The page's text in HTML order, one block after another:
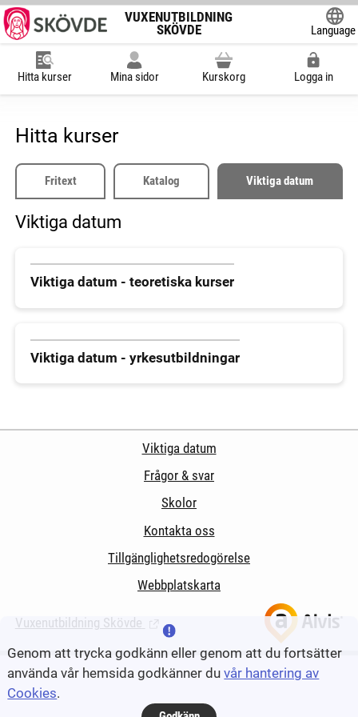
VUXENUTBILDNING
SKÖVDE
Language
Hitta kurser Mina sidor Kurskorg Logga in
Hitta kurser
Fritext Katalog Viktiga datum
Viktiga datum
Viktiga datum - teoretiska kurser
Viktiga datum - yrkesutbildningar
Viktiga datum
Frågor & svar
Skolor
Kontakta oss
Tillgänglighetsredogörelse
Webbplatskarta
Vuxenutbildning Skövde (Länk till extern sida.)
Genom att trycka godkänn eller genom att du fortsätter
använda vår hemsida godkänner duvår hantering av
Cookies.